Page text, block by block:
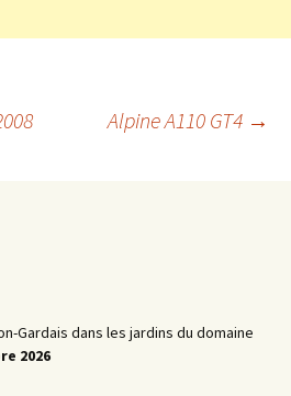
Alpine A110 GT4 →
Gardais dans les jardins du domaine
2026